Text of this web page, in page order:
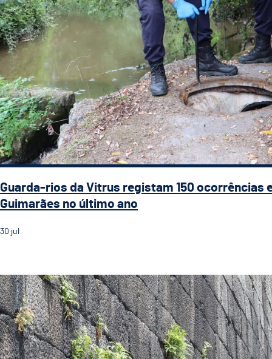
Guarda-rios da Vitrus registam 150 ocorrências
Guimarães no último ano
30 jul
Remoção da vegetação na Muralha da cidade só é